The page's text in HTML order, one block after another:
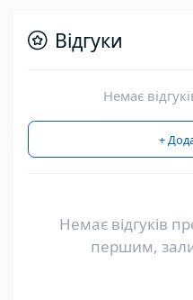
Відгуки
Немає
+
Немає відгуків
першим,